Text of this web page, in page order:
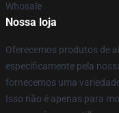
Whosale
Nossa loja
Oferecemos produtos de
especificamente pela
fornecemos uma
Isso não é apenas para